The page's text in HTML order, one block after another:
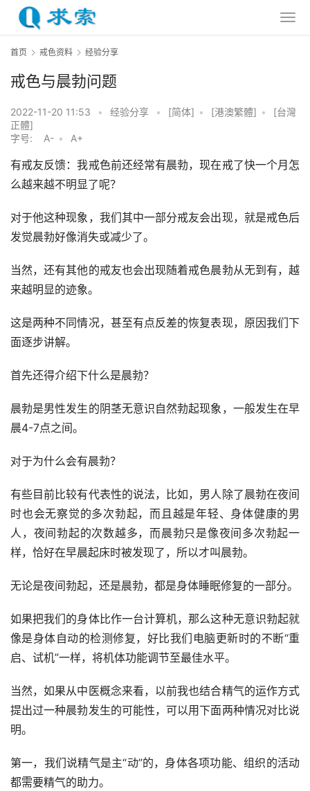
首页 戒色资料 经验分享
戒色与晨勃问题
2022-11-20 11:53 • 经验分享 • [简体] • [港澳繁體] •
[台灣
正體]
字号:
A- • A+
有戒友反馈：我戒色前还经常有晨勃，现在戒了快一个月怎
么越来越不明显了呢？
对于他这种现象，我们其中一部分戒友会出现，就是戒色后
发觉晨勃好像消失或减少了。
当然，还有其他的戒友也会出现随着戒色晨勃从无到有，越
来越明显的迹象。
这是两种不同情况，甚至有点反差的恢复表现，原因我们下
面逐步讲解。
首先还得介绍下什么是晨勃？
晨勃是男性发生的阴茎无意识自然勃起现象，一般发生在早
晨4-7点之间。
对于为什么会有晨勃？
有些目前比较有代表性的说法，比如，男人除了晨勃在夜间
时也会无察觉的多次勃起，而且越是年轻、身体健康的男
人，夜间勃起的次数越多，而晨勃只是像夜间多次勃起一
样，恰好在早晨起床时被发现了，所以才叫晨勃。
无论是夜间勃起，还是晨勃，都是身体睡眠修复的一部分。
如果把我们的身体比作一台计算机，那么这种无意识勃起就
像是身体自动的检测修复，好比我们电脑更新时的不断“重
启、试机”一样，将机体功能调节至最佳水平。
当然，如果从中医概念来看，以前我也结合精气的运作方式
提出过一种晨勃发生的可能性，可以用下面两种情况对比说
明。
第一，我们说精气是主“动”的，身体各项功能、组织的活动
都需要精气的助力。